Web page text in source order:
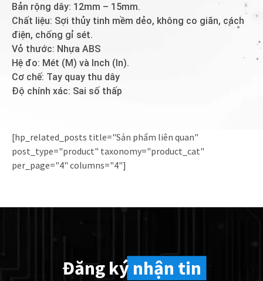
Bản rộng dây: 12mm – 15mm.
Chất liệu: Sợi thủy tinh mềm dẻo, không co giãn, cách
điện, chống gỉ sét.
Vỏ thước: Nhựa ABS
Hệ đo: Mét (M) và Inch (In).
Cơ chế: Tay quay thu dây
Độ chính xác: Sai số thấp
[hp_related_posts title="Sản phẩm liên quan"
post_type="product" taxonomy="product_cat"
per_page="4" columns="4"]
Đăng ký nhận tin